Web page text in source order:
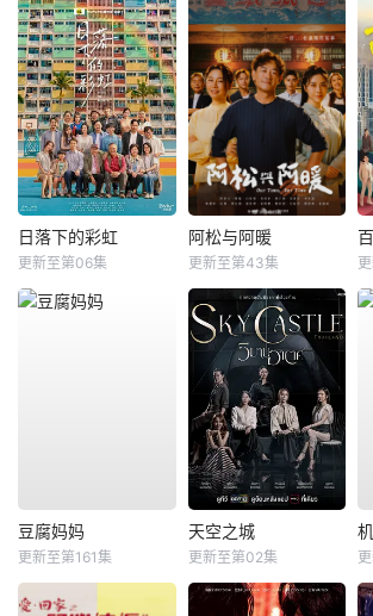
日落下的彩虹
更新至第06集
阿松与阿暖
更新至第43集
豆腐妈妈
更新至第161集
天空之城
更新至第02集